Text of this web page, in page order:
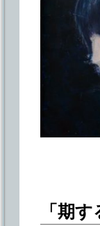
「期す